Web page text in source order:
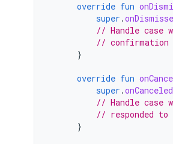
override fun
super .
// Handle case
// confirmation
}
override fun
super .onCanceled
// Handle case
// responded to
}